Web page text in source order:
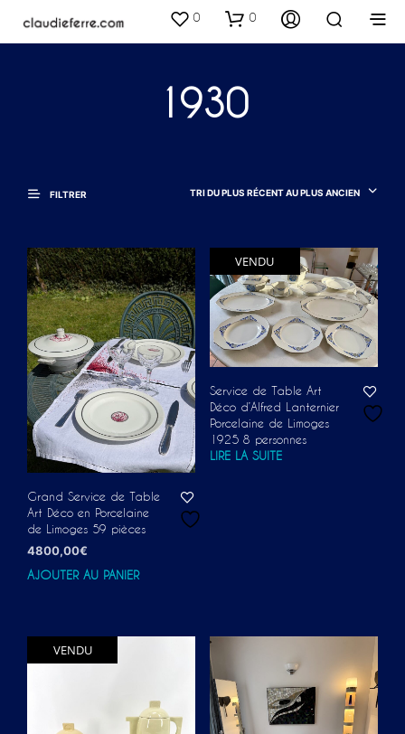
0 0
1930
FILTRER TRI DU PLUS RÉCENT AU PLUS ANCIEN
Grand Service de Table
Art Déco en Porcelaine
de Limoges 59 pièces
4800,00€
AJOUTER AU PANIER
VENDU
Service de Table Art
Déco d’Alfred Lanternier
Porcelaine de Limoges
1925 8 personnes
LIRE LA SUITE
VENDU